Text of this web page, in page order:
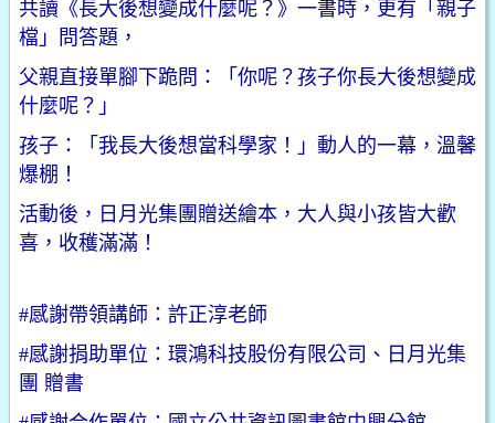
共讀《長大後想變成什麼呢？》一書時，更有「親子
檔」問答題，
父親直接單腳下跪問：「你呢？孩子你長大後想變成
什麼呢？」
孩子：「我長大後想當科學家！」動人的一幕，溫馨
爆棚！
活動後，日月光集團贈送繪本，大人與小孩皆大歡
喜，收穫滿滿！
#感謝帶領講師：許正淳老師
#感謝捐助單位：環鴻科技股份有限公司、日月光集
團 贈書